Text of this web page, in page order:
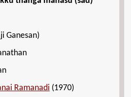
Ganesan)
Ramanadi (1970)